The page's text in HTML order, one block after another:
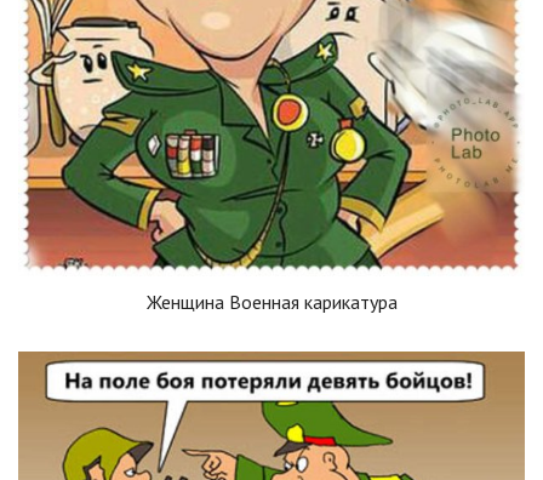
Женщина Военная карикатура